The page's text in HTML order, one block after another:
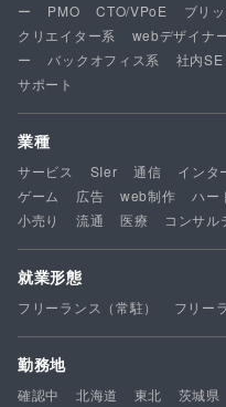
ー
PMO CTO/VPoE ブリ
クリエイター系
webデザイナ
ー
バックオフィス系 社内SE
サポート
業種
サービス SIer 通信 インタ
ゲーム
広告 web制作 ハー
小売り
流通 医療 コンサル
就業形態
フリーランス（常駐） フリー
勤務地
確認中 北海道 東北 茨城県